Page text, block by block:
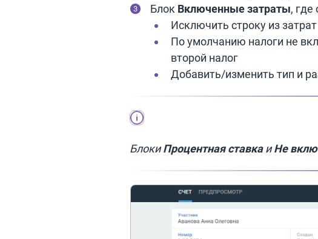
Блок Включенные затраты, где
Исключить строку из
По умолчанию налоги не
второй налог
Добавить/изменить тип и
БлокиПроцентная ставкаиНе